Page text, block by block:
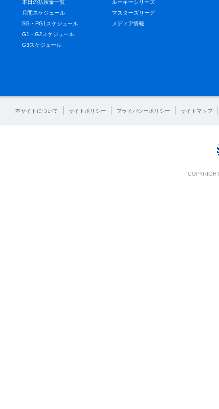
本日の払戻金一覧
月間スケジュール
SG・PG1スケジュール
G1・G2スケジュール
G3スケジュール
ルーキーシリーズ
マスターズリーグ
メディア情報
本サイトについて サイトポリシー プライバシーポリシー サイトマップ